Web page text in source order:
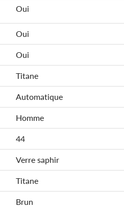
Oui
Oui
Oui
Titane
Automatique
Homme
44
Verre saphir
Titane
Brun